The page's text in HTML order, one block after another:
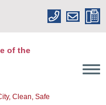
of the
Clean, Safe